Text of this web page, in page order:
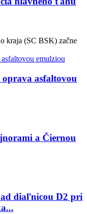
kraja (SC BSK) začne
asfaltovou
a Čiernou
diaľnicou D2 pri